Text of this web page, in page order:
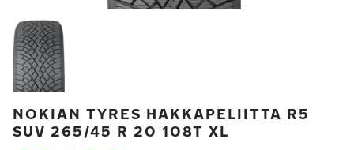
NOKIAN TYRES HAKKAPELIITTA R5
SUV 265/45 R 20 108T XL